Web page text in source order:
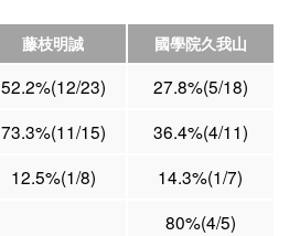
藤枝明誠 國學院久我山
52.2%(12/23)
27.8%(5/18)
73.3%(11/15)
36.4%(4/11)
12.5%(1/8)
14.3%(1/7)
80%(4/5)